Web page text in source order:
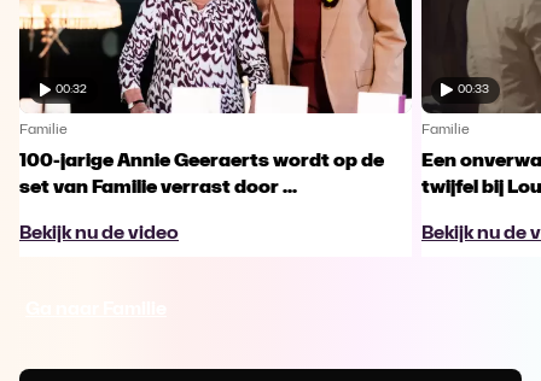
00:32
Familie
100-jarige Annie Geeraerts wordt op de
set van Familie verrast door ...
Bekijk nu de video
00:33
Familie
Een
twijfel bij
Bekijk nu de